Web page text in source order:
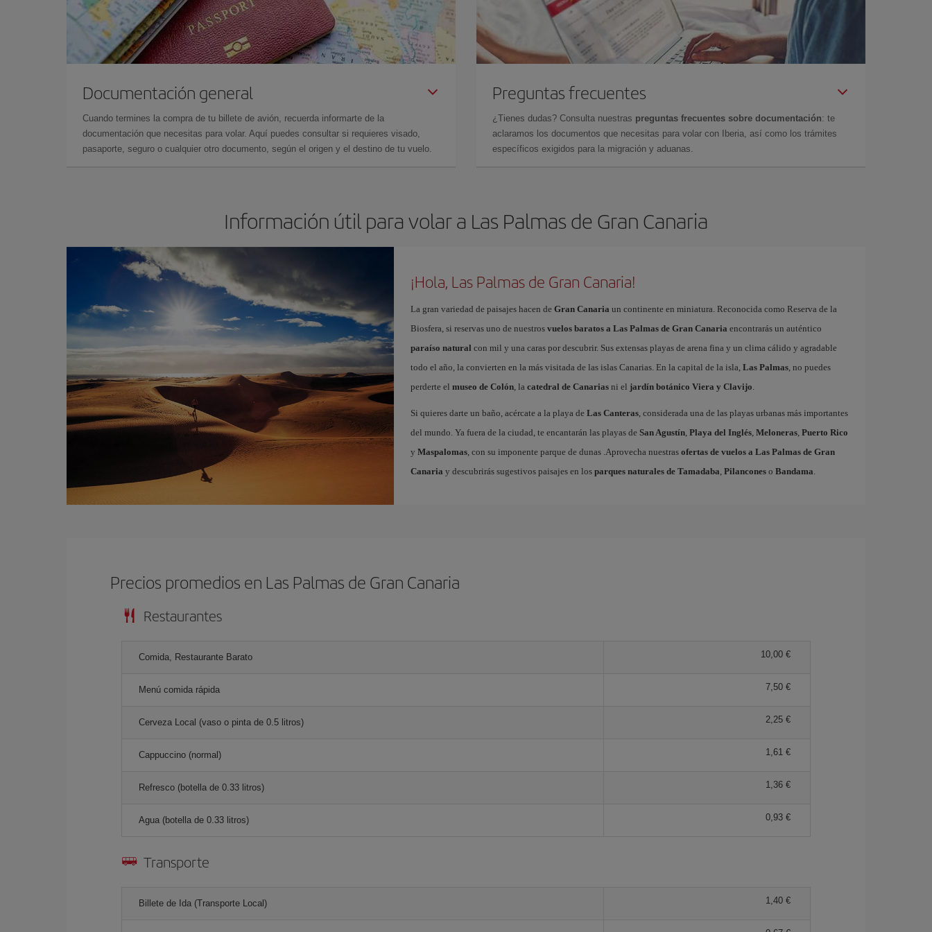
Documentación general
Cuando termines la compra de tu billete de avión, recuerda informarte de la
documentación que necesitas para volar. Aquí puedes consultar si requieres visado,
pasaporte, seguro o cualquier otro documento, según el origen y el destino de tu vuelo.
Preguntas frecuentes
¿Tienes dudas? Consulta nuestras preguntas frecuentes sobre documentación: te
aclaramos los documentos que necesitas para volar con Iberia, así como los trámites
específicos exigidos para la migración y aduanas.
Información útil para volar a Las Palmas de Gran Canaria
¡Hola, Las Palmas de Gran Canaria!
La gran variedad de paisajes hacen de Gran Canaria un continente en miniatura. Reconocida como Reserva de la
Biosfera, si reservas uno de nuestros vuelos baratos a Las Palmas de Gran Canaria encontrarás un auténtico
paraíso natural con mil y una caras por descubrir. Sus extensas playas de arena fina y un clima cálido y agradable
todo el año, la convierten en la más visitada de las islas Canarias. En la capital de la isla, Las Palmas, no puedes
perderte el museo de Colón, la catedral de Canariasni el jardín botánico Viera y Clavijo.
Si quieres darte un baño, acércate a la playa de Las Canteras, considerada una de las playas urbanas más importantes
del mundo. Ya fuera de la ciudad, te encantarán las playas de San Agustín, Playa del Inglés, Meloneras, Puerto Rico
y Maspalomas, con su imponente parque de dunas .Aprovecha nuestras ofertas de vuelos a Las Palmas de Gran
Canaria y descubrirás sugestivos paisajes en los parques naturales de Tamadaba, Pilanconeso Bandama.
Precios promedios en Las Palmas de Gran Canaria
Restaurantes
Comida, Restaurante Barato 10,00 €
Menú comida rápida 7,50 €
Cerveza Local (vaso o pinta de 0.5 litros) 2,25 €
Cappuccino (normal) 1,61 €
Refresco (botella de 0.33 litros) 1,36 €
Agua (botella de 0.33 litros) 0,93 €
Transporte
Billete de Ida (Transporte Local) 1,40 €